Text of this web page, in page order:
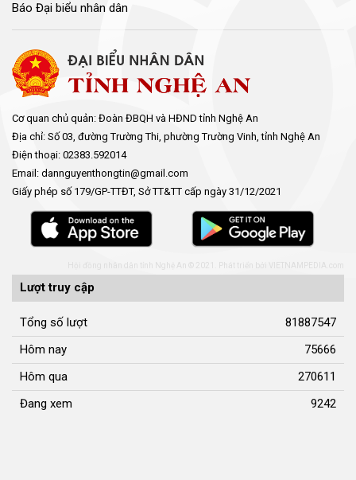
Báo Đại biểu nhân dân
Cơ quan chủ quản: Đoàn ĐBQH và HĐND tỉnh Nghệ An
Địa chỉ: Số 03, đường Trường Thi, phường Trường Vinh, tỉnh Nghệ An
Điện thoại: 02383.592014
Email: dannguyenthongtin@gmail.com
Giấy phép số 179/GP-TTĐT, Sở TT&TT cấp ngày 31/12/2021
Hội đồng nhân dân tỉnh Nghệ An © 2021. Phát triển bởi
Lượt truy cập
Tổng số lượt
81887547
Hôm nay
75666
Hôm qua
270611
Đang xem
9242